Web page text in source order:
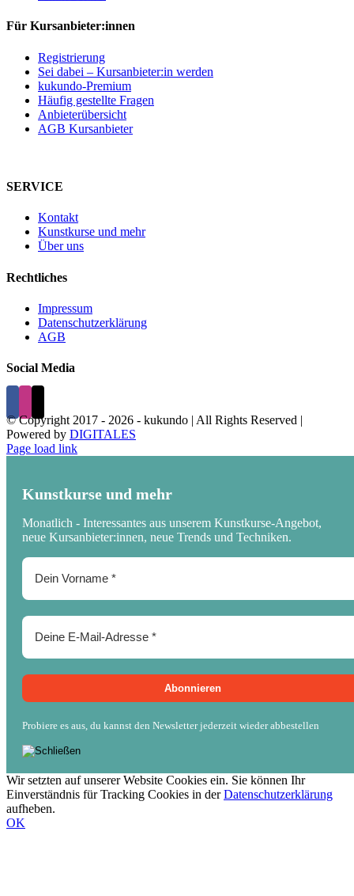
Für Kursanbieter:innen
Registrierung
Sei dabei – Kursanbieter:in werden
kukundo-Premium
Häufig gestellte Fragen
Anbieterübersicht
AGB Kursanbieter
SERVICE
Kontakt
Kunstkurse und mehr
Über uns
Rechtliches
Impressum
Datenschutzerklärung
AGB
Social Media
© Copyright 2017 - 2026 - kukundo | All Rights Reserved |
Powered by DIGITALES
Page load link
Kunstkurse und mehr
Monatlich - Interessantes aus unserem Kunstkurse-Angebot,
neue Kursanbieter:innen, neue Trends und Techniken.
Probiere es aus, du kannst den Newsletter jederzeit wieder abbestellen
Wir setzten auf unserer Website Cookies ein. Sie können Ihr
Einverständnis für Tracking Cookies in derDatenschutzerklärung
aufheben.
OK